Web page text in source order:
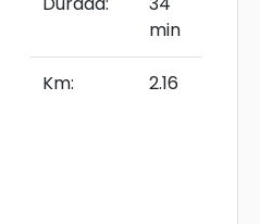
min
Km: 2.16